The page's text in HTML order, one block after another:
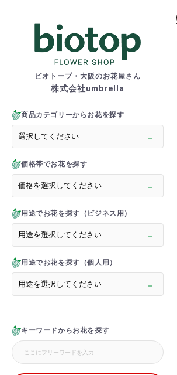
ビオトープ・大阪のお花屋さん
株式会社umbrella
商品カテゴリーからお花を探す
価格帯でお花を探す
用途でお花を探す（ビジネス用）
用途でお花を探す（個人用）
キーワードからお花を探す